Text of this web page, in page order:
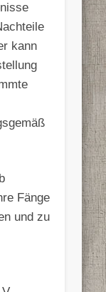
kann
Fänge
und zu